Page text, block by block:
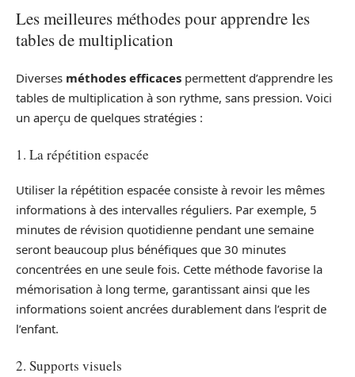
Les meilleures méthodes pour apprendre les
tables de multiplication
Diverses méthodes efficaces permettent d’apprendre les
tables de multiplication à son rythme, sans pression. Voici
un aperçu de quelques stratégies :
1. La répétition espacée
Utiliser la répétition espacée consiste à revoir les mêmes
informations à des intervalles réguliers. Par exemple, 5
minutes de révision quotidienne pendant une semaine
seront beaucoup plus bénéfiques que 30 minutes
concentrées en une seule fois. Cette méthode favorise la
mémorisation à long terme, garantissant ainsi que les
informations soient ancrées durablement dans l’esprit de
l’enfant.
2. Supports visuels